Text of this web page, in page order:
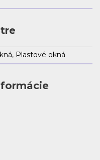
Plastové okná